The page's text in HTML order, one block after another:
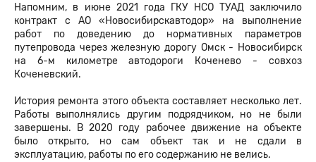
Напомним, в июне 2021 года ГКУ НСО ТУАД заключило
контракт с АО «Новосибирскавтодор» на выполнение
работ по доведению до нормативных параметров
путепровода через железную дорогу Омск - Новосибирск
на 6-м километре автодороги Коченево - совхоз
Коченевский.
История ремонта этого объекта составляет несколько лет.
Работы выполнялись другим подрядчиком, но не были
завершены. В 2020 году рабочее движение на объекте
было открыто, но сам объект так и не сдали в
эксплуатацию, работы по его содержанию не велись.